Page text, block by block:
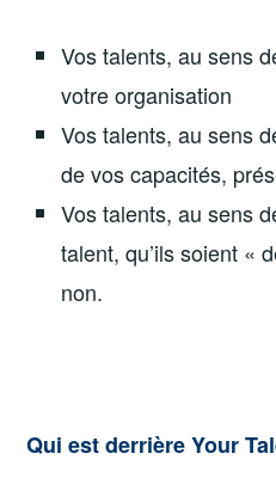
Vos talents, au sens
votre organisation
Vos talents, au sens
de vos capacités,
Vos talents, au sens
talent, qu’ils soient «
non.
Qui est derrière Your